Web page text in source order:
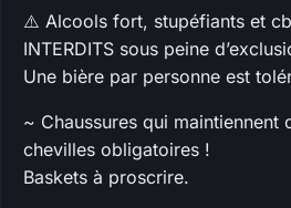
⚠️ Alcools fort, stupéfiants et
INTERDITS sous peine
Une bière par personne est
~ Chaussures qui maintiennent
chevilles obligatoires !
Baskets à proscrire.